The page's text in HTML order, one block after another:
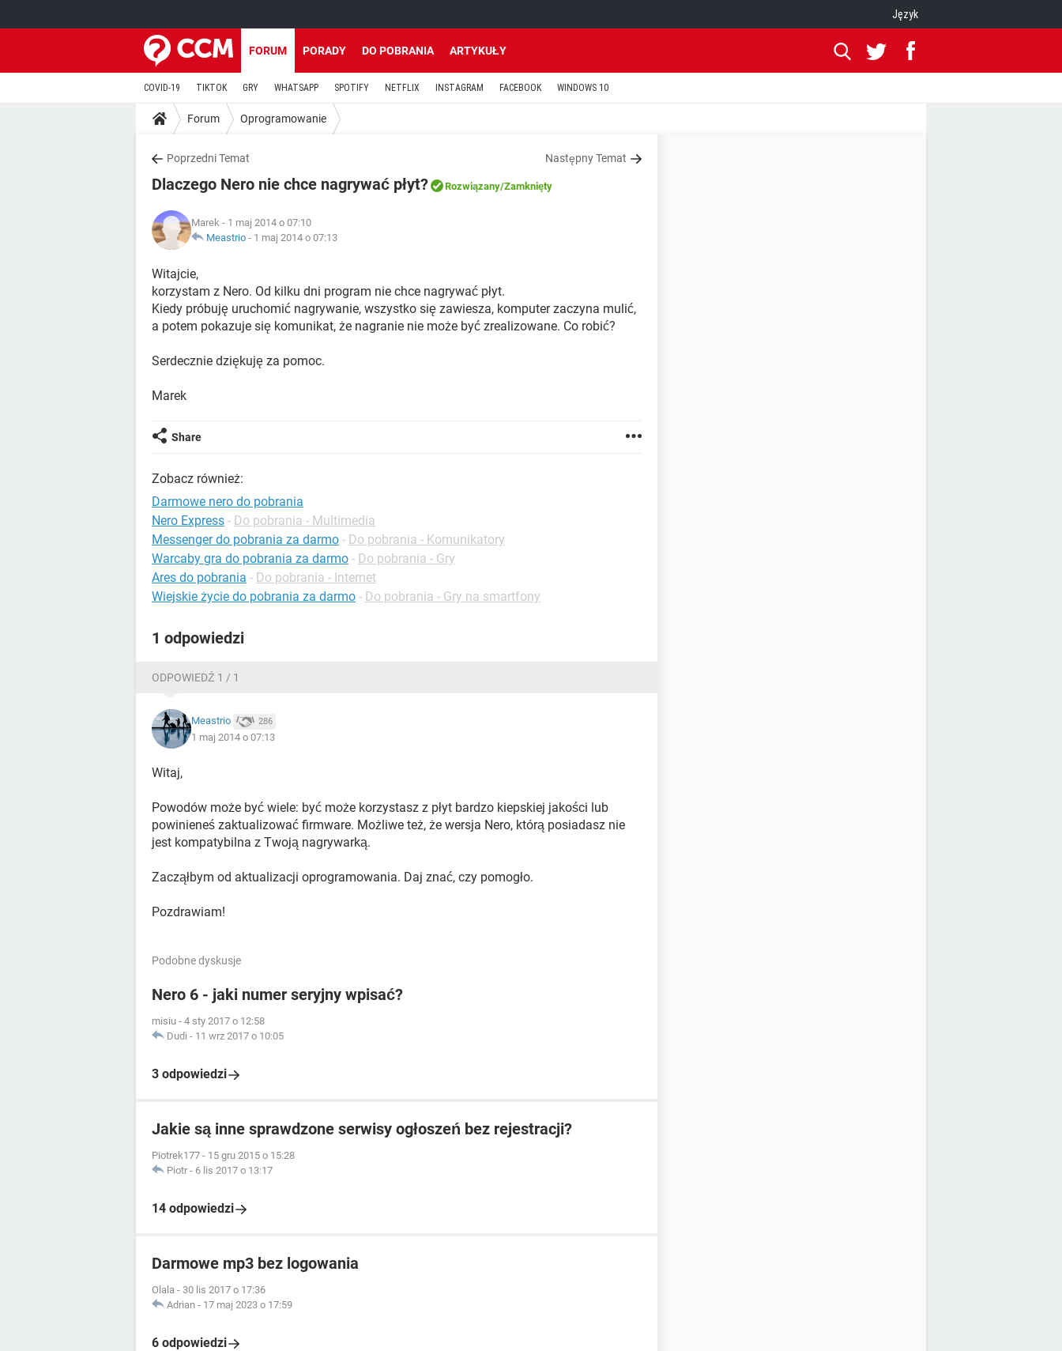
Język
FORUM PORADY DO POBRANIA ARTYKUŁY
COVID-19 TIKTOK GRY WHATSAPP SPOTIFY NETFLIX INSTAGRAM FACEBOOK WINDOWS 10
Forum Oprogramowanie
Poprzedni Temat Następny Temat
Dlaczego Nero nie chce nagrywać płyt? Rozwiązany/Zamknięty
Marek - 1 maj 2014 o 07:10
Meastrio - 1 maj 2014 o 07:13
Witajcie,
korzystam z Nero. Od kilku dni program nie chce nagrywać płyt.
Kiedy próbuję uruchomić nagrywanie, wszystko się zawiesza, komputer zaczyna mulić,
a potem pokazuje się komunikat, że nagranie nie może być zrealizowane. Co robić?
Serdecznie dziękuję za pomoc.
Marek
Share
Zobacz również:
Darmowe nero do pobrania
Nero Express - Do pobrania - Multimedia
Messenger do pobrania za darmo - Do pobrania - Komunikatory
Warcaby gra do pobrania za darmo - Do pobrania - Gry
Ares do pobrania - Do pobrania - Internet
Wiejskie życie do pobrania za darmo - Do pobrania - Gry na smartfony
1 odpowiedzi
ODPOWIEDŹ 1 / 1
Meastrio 286
1 maj 2014 o 07:13
Witaj,
Powodów może być wiele: być może korzystasz z płyt bardzo kiepskiej jakości lub
powinieneś zaktualizować firmware. Możliwe też, że wersja Nero, którą posiadasz nie
jest kompatybilna z Twoją nagrywarką.
Zacząłbym od aktualizacji oprogramowania. Daj znać, czy pomogło.
Pozdrawiam!
Podobne dyskusje
Nero 6 - jaki numer seryjny wpisać?
misiu - 4 sty 2017 o 12:58
Dudi - 11 wrz 2017 o 10:05
3 odpowiedzi
Jakie są inne sprawdzone serwisy ogłoszeń bez rejestracji?
Piotrek177 - 15 gru 2015 o 15:28
Piotr - 6 lis 2017 o 13:17
14 odpowiedzi
Darmowe mp3 bez logowania
Olala - 30 lis 2017 o 17:36
Adrian - 17 maj 2023 o 17:59
6 odpowiedzi